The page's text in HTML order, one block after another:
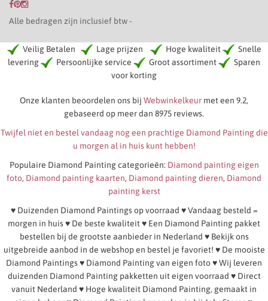
Alle bedragen zijn inclusief btw -
Veilig Betalen Lage prijzen Hoge kwaliteit
Snelle
levering
Persoonlijke service Groot assortiment
Sparen
voor korting
Onze klanten beoordelen ons bij Webwinkelkeur met een 9.2,
gebaseerd op meer dan 8975 reviews.
Twijfel niet en bestel vandaag nog een prachtige Diamond Painting die
u morgen al in huis kunt hebben!
Populaire Diamond Painting categorieën: Diamond painting eigen
foto, Diamond painting kaarten, Diamond painting dieren, Diamond
painting kerst
♥ Duizenden Diamond Paintings op voorraad ♥ Vandaag besteld =
morgen in huis ♥ De beste kwaliteit ♥ Een Diamond Painting pakket
bestellen bij de grootste aanbieder in Nederland ♥ Bekijk ons
uitgebreide aanbod in de webshop en bestel je favoriet! ♥ De mooiste
Diamond Paintings ♥ Diamond Painting van eigen foto ♥ Wij leveren
duizenden Diamond Painting pakketten uit eigen voorraad ♥ Direct
vanuit Nederland ♥ Hoge kwaliteit Diamond Painting, gemaakt in